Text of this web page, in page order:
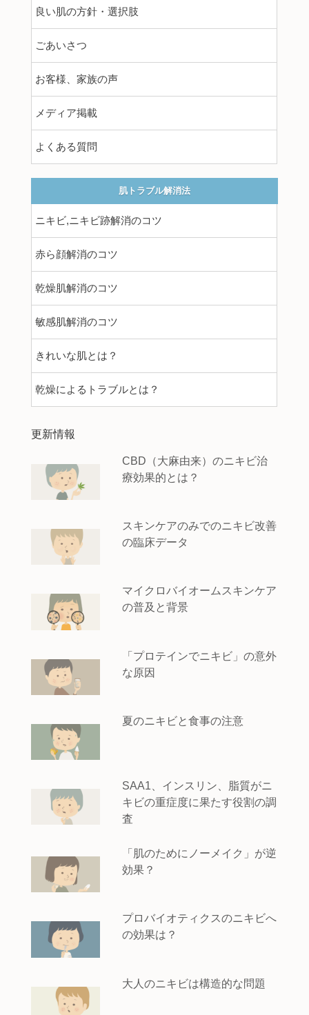
良い肌の方針・選択肢
ごあいさつ
お客様、家族の声
メディア掲載
よくある質問
肌トラブル解消法
ニキビ,ニキビ跡解消のコツ
赤ら顔解消のコツ
乾燥肌解消のコツ
敏感肌解消のコツ
きれいな肌とは？
乾燥によるトラブルとは？
更新情報
CBD（大麻由来）のニキビ治
療効果的とは？
スキンケアのみでのニキビ改善
の臨床データ
マイクロバイオームスキンケア
の普及と背景
「プロテインでニキビ」の意外
な原因
夏のニキビと食事の注意
SAA1、インスリン、脂質がニ
キビの重症度に果たす役割の調
査
「肌のためにノーメイク」が逆
効果？
プロバイオティクスのニキビへ
の効果は？
大人のニキビは構造的な問題